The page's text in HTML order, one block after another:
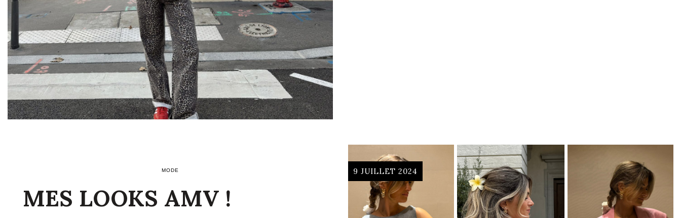
9 JUILLET 2024
MODE
MES LOOKS AMV !